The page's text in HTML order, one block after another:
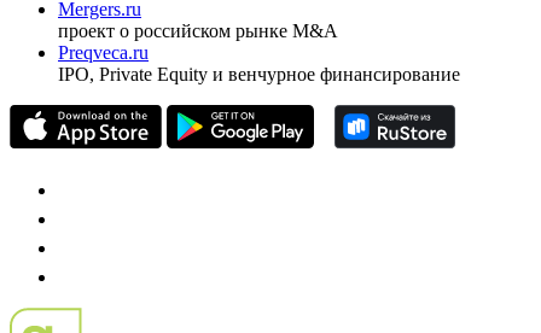
Mergers.ru
проект о российском рынке M&A
Preqveca.ru
IPO, Private Equity и венчурное финансирование